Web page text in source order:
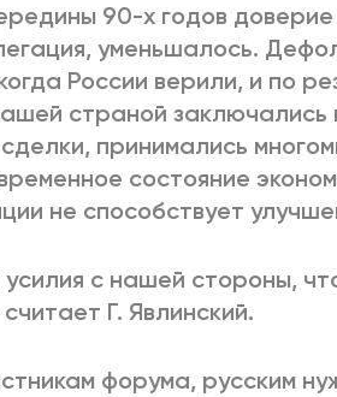
90-х годов доверие
уменьшалось.
России верили, и по
страной
принимались
состояние
не способствует
с нашей стороны,
Г. Явлинский.
форума, русским